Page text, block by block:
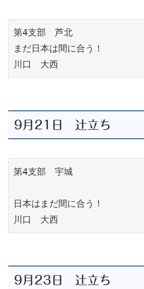
第4支部　芦北
まだ日本は間に合う！
川口　大西
9月21日 辻立ち
第4支部　宇城
日本はまだ間に合う！
川口　大西
9月23日 辻立ち